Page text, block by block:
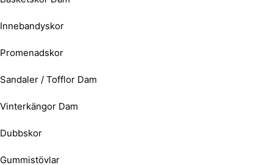
Innebandyskor
Promenadskor
Sandaler / Tofflor Dam
Vinterkängor Dam
Dubbskor
Gummistövlar